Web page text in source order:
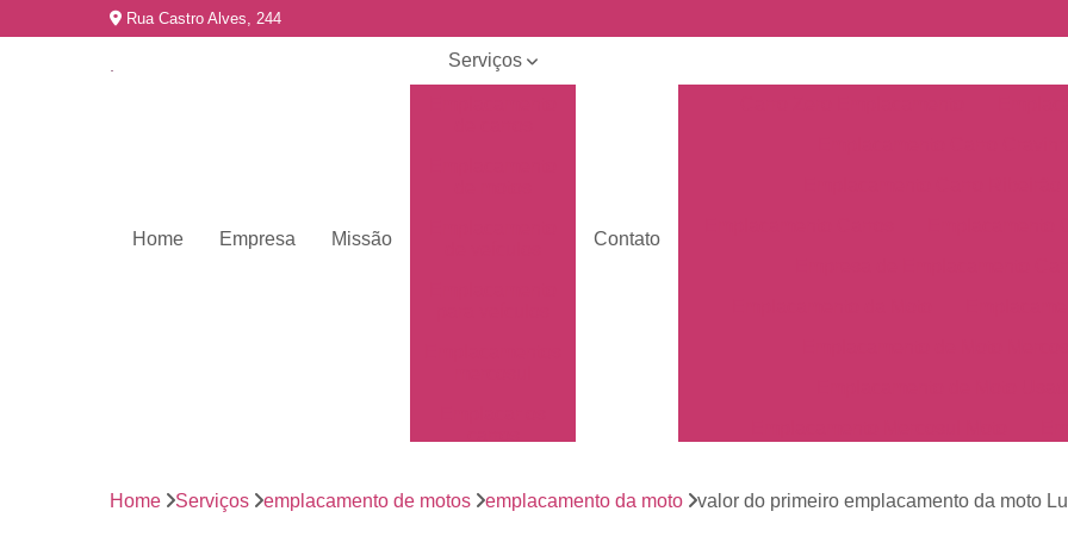
Rua Castro Alves, 244
Home Empresa Missão
Serviços
emplacamento
Contato
Emplacamento da Placa
Home Serviços emplacamento de motos emplacamento da moto valor do primeiro emplacamento da moto